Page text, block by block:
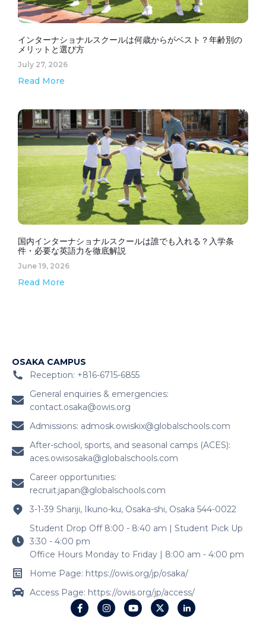
インターナショナルスクールは何歳からがベスト？年齢別の
メリットと選び方
July 27, 2026
Read More
国内インターナショナルスクールは誰でも入れる？入学条
件・必要な英語力を徹底解説
June 19, 2026
Read More
OSAKA CAMPUS
Reception: +816-6715-6855
General enquiries & emergencies:
contact.osaka@owis.org
Admissions: admosk.owiskix@globalschools.com
After-school, sports, and seasonal camps (ACES):
aces.owisosaka@globalschools.com
Career opportunities:
recruit.japan@globalschools.com
3-1-39 Shariji, Ikuno-ku, Osaka-shi, Osaka 544-0022
Student Drop Off 8:00 - 8:40 am | Student Pick Up
3:30 - 4:00 pm
Office Hours Monday to Friday | 8:00 am - 4:00 pm
Home Page: https://owis.org/jp/osaka/
Access Page: https://owis.org/jp/access/